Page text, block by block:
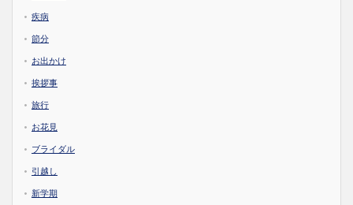
疾病
節分
お出かけ
挨拶事
旅行
お花見
ブライダル
引越し
新学期